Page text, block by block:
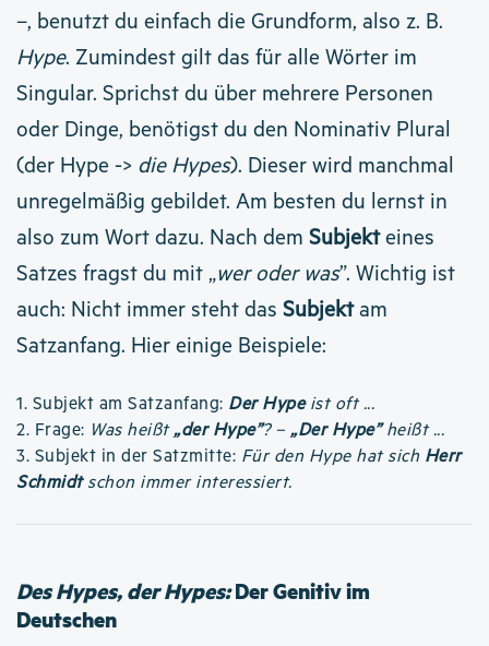
–, benutzt du einfach die Grundform, also z. B.
Hype. Zumindest gilt das für alle Wörter im
Singular. Sprichst du über mehrere Personen
oder Dinge, benötigst du den Nominativ Plural
(der Hype -> die Hypes). Dieser wird manchmal
unregelmäßig gebildet. Am besten du lernst in
also zum Wort dazu. Nach dem Subjekteines
Satzes fragst du mit „wer oder was”. Wichtig ist
auch: Nicht immer steht das Subjektam
Satzanfang. Hier einige Beispiele:
1. Subjekt am Satzanfang: Der Hypeist oft ...
2. Frage: Was heißt„der Hype”? – „Der Hype”heißt ...
3. Subjekt in der Satzmitte: Für den Hype hat sich Herr
Schmidtschon immer interessiert.
Des Hypes, der Hypes:Der Genitiv im
Deutschen